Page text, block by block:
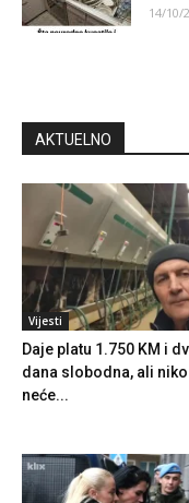
14/10/
AKTUELNO
Vijesti
Daje platu 1.750 KM i
dana slobodna, ali niko
neće...